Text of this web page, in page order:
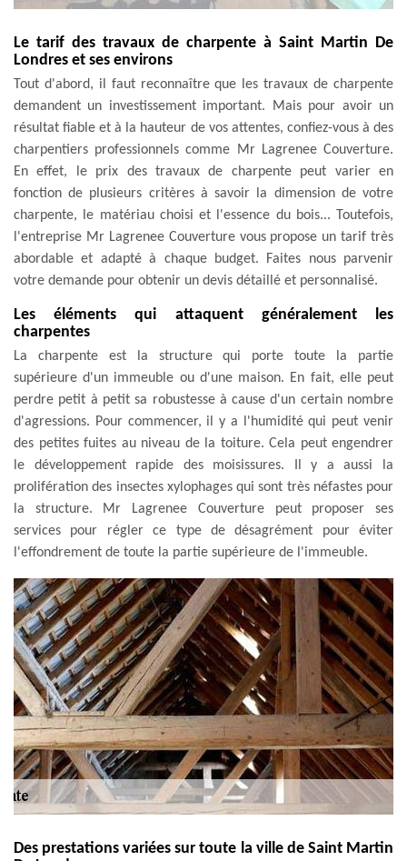
Le tarif des travaux de charpente à Saint Martin De
Londres et ses environs
Tout d'abord, il faut reconnaître que les travaux de charpente
demandent un investissement important. Mais pour avoir un
résultat fiable et à la hauteur de vos attentes, confiez-vous à des
charpentiers professionnels comme Mr Lagrenee Couverture.
En effet, le prix des travaux de charpente peut varier en
fonction de plusieurs critères à savoir la dimension de votre
charpente, le matériau choisi et l'essence du bois... Toutefois,
l'entreprise Mr Lagrenee Couverture vous propose un tarif très
abordable et adapté à chaque budget. Faites nous parvenir
votre demande pour obtenir un devis détaillé et personnalisé.
Les éléments qui attaquent généralement les
charpentes
La charpente est la structure qui porte toute la partie
supérieure d'un immeuble ou d'une maison. En fait, elle peut
perdre petit à petit sa robustesse à cause d'un certain nombre
d'agressions. Pour commencer, il y a l'humidité qui peut venir
des petites fuites au niveau de la toiture. Cela peut engendrer
le développement rapide des moisissures. Il y a aussi la
prolifération des insectes xylophages qui sont très néfastes pour
la structure. Mr Lagrenee Couverture peut proposer ses
services pour régler ce type de désagrément pour éviter
l'effondrement de toute la partie supérieure de l'immeuble.
Des prestations variées sur toute la ville de Saint Martin